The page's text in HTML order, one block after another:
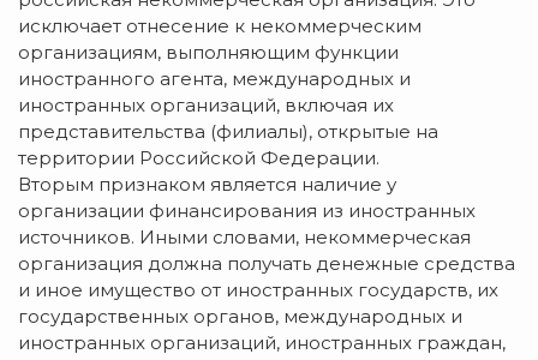
исключает отнесение к некоммерческим
организациям, выполняющим функции
иностранного агента, международных и
иностранных организаций, включая их
представительства (филиалы), открытые на
территории Российской Федерации.
Вторым признаком является наличие у
организации финансирования из иностранных
источников. Иными словами, некоммерческая
организация должна получать денежные средства
и иное имущество от иностранных государств, их
государственных органов, международных и
иностранных организаций, иностранных граждан,